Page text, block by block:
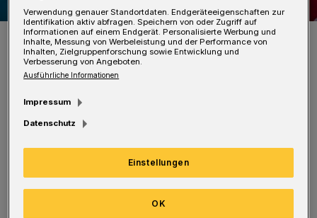
Jürgen Hardt.
Foto: CDU
Jürgen Hardt und des Kreisvorsitzenden
Anregungen sowie Kritik zu äußern. Hardt hat
Verwendung genauer Standortdaten. Endgeräteeigenschaften zur
Identifikation aktiv abfragen. Speichern von oder Zugriff auf
Informationen auf einem Endgerät. Personalisierte Werbung und
Inhalte, Messung von Werbeleistung und der Performance von
Inhalten, Zielgruppenforschung sowie Entwicklung und
Verbesserung von Angeboten.
Ausführliche Informationen
Impressum
Datenschutz
Einstellungen
OK